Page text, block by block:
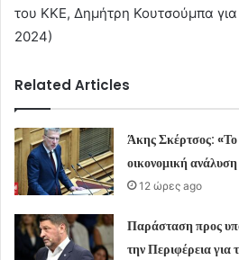
του ΚΚΕ, Δημήτρη Κουτσούμπα
2024)
Related Articles
Άκης Σκέρτσος:
οικονομική
12 ώρες ago
Παράσταση προς
την Περιφέρεια για